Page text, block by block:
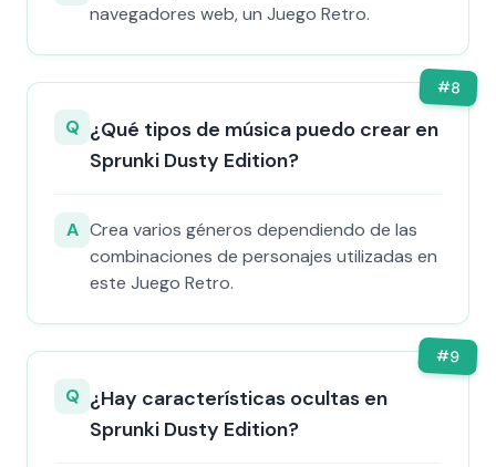
navegadores web, un Juego Retro.
#8
Q ¿Qué tipos de música puedo crear en
Sprunki Dusty Edition?
A Crea varios géneros dependiendo de las
combinaciones de personajes utilizadas en
este Juego Retro.
#9
Q ¿Hay características ocultas en
Sprunki Dusty Edition?